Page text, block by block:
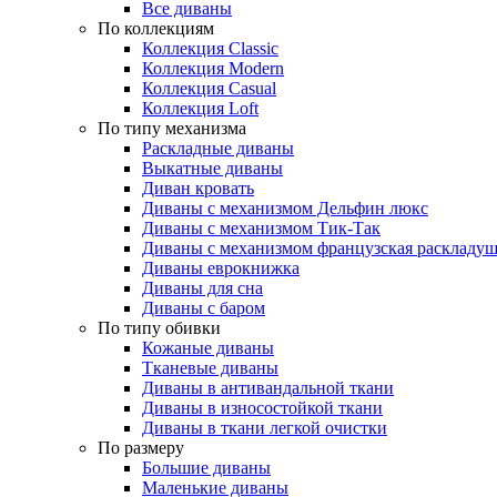
Все диваны
По коллекциям
Коллекция Classic
Коллекция Modern
Коллекция Casual
Коллекция Loft
По типу механизма
Раскладные диваны
Выкатные диваны
Диван кровать
Диваны с механизмом Дельфин люкс
Диваны с механизмом Тик-Так
Диваны с механизмом французская
Диваны еврокнижка
Диваны для сна
Диваны с баром
По типу обивки
Кожаные диваны
Тканевые диваны
Диваны в антивандальной ткани
Диваны в износостойкой ткани
Диваны в ткани легкой очистки
По размеру
Большие диваны
Маленькие диваны